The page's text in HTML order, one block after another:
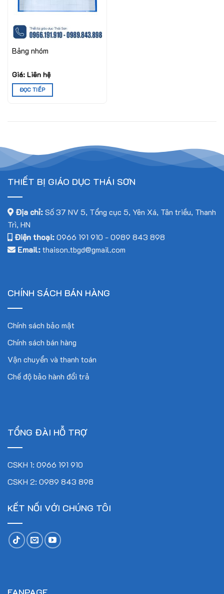
Bảng nhóm
Giá: Liên hệ
ĐỌC TIẾP
THIẾT BỊ GIÁO DỤC THÁI SƠN
Địa chỉ:Số 37 NV 5, Tổng cục 5, Yên Xá, Tân triều, Thanh
Trì, HN
Điện thoại:0966 191 910 -0989 843 898
Email:thaison.tbgd@gmail.com
CHÍNH SÁCH BÁN HÀNG
Chính sách bảo mật
Chính sách bán hàng
Vận chuyển và thanh toán
Chế độ bảo hành đổi trả
TỔNG ĐÀI HỖ TRỢ
CSKH 1: 0966 191 910
CSKH 2: 0989 843 898
KẾT NỐI VỚI CHÚNG TÔI